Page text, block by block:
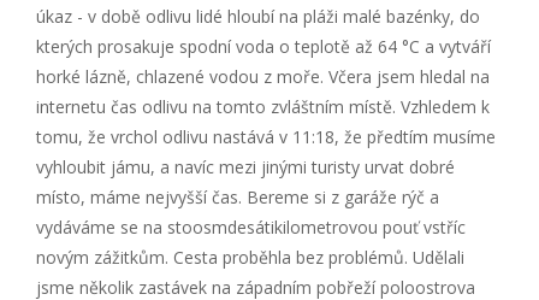
úkaz - v době odlivu lidé hloubí na pláži malé bazénky, do
kterých prosakuje spodní voda o teplotě až 64 °C a vytváří
horké lázně, chlazené vodou z moře. Včera jsem hledal na
internetu čas odlivu na tomto zvláštním místě. Vzhledem k
tomu, že vrchol odlivu nastává v 11:18, že předtím musíme
vyhloubit jámu, a navíc mezi jinými turisty urvat dobré
místo, máme nejvyšší čas. Bereme si z garáže rýč a
vydáváme se na stoosmdesátikilometrovou pouť vstříc
novým zážitkům. Cesta proběhla bez problémů. Udělali
jsme několik zastávek na západním pobřeží poloostrova